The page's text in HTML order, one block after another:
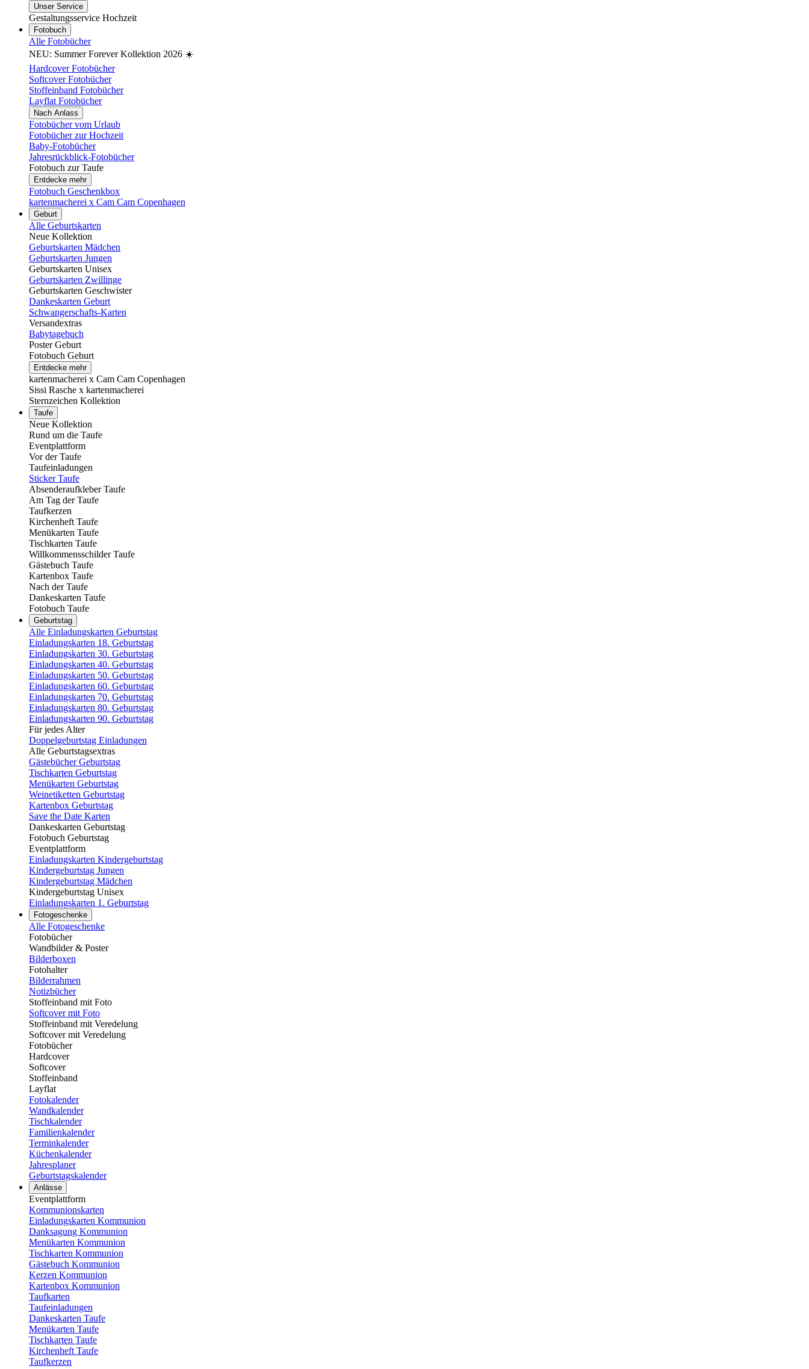
Unser Service
Gestaltungsservice Hochzeit
Fotobuch
Alle Fotobücher
NEU: Summer Forever Kollektion 2026 ☀️
Hardcover Fotobücher
Softcover Fotobücher
Stoffeinband Fotobücher
Layflat Fotobücher
Nach Anlass
Fotobücher vom Urlaub
Fotobücher zur Hochzeit
Baby-Fotobücher
Jahresrückblick-Fotobücher
Fotobuch zur Taufe
Entdecke mehr
Fotobuch Geschenkbox
kartenmacherei x Cam Cam Copenhagen
Geburt
Alle Geburtskarten
Neue Kollektion
Geburtskarten Mädchen
Geburtskarten Jungen
Geburtskarten Unisex
Geburtskarten Zwillinge
Geburtskarten Geschwister
Dankeskarten Geburt
Schwangerschafts-Karten
Versandextras
Babytagebuch
Poster Geburt
Fotobuch Geburt
Entdecke mehr
kartenmacherei x Cam Cam Copenhagen
Sissi Rasche x kartenmacherei
Sternzeichen Kollektion
Taufe
Neue Kollektion
Rund um die Taufe
Eventplattform
Vor der Taufe
Taufeinladungen
Sticker Taufe
Absenderaufkleber Taufe
Am Tag der Taufe
Taufkerzen
Kirchenheft Taufe
Menükarten Taufe
Tischkarten Taufe
Willkommensschilder Taufe
Gästebuch Taufe
Kartenbox Taufe
Nach der Taufe
Dankeskarten Taufe
Fotobuch Taufe
Geburtstag
Alle Einladungskarten Geburtstag
Einladungskarten 18. Geburtstag
Einladungskarten 30. Geburtstag
Einladungskarten 40. Geburtstag
Einladungskarten 50. Geburtstag
Einladungskarten 60. Geburtstag
Einladungskarten 70. Geburtstag
Einladungskarten 80. Geburtstag
Einladungskarten 90. Geburtstag
Für jedes Alter
Doppelgeburtstag Einladungen
Alle Geburtstagsextras
Gästebücher Geburtstag
Tischkarten Geburtstag
Menükarten Geburtstag
Weinetiketten Geburtstag
Kartenbox Geburtstag
Save the Date Karten
Dankeskarten Geburtstag
Fotobuch Geburtstag
Eventplattform
Einladungskarten Kindergeburtstag
Kindergeburtstag Jungen
Kindergeburtstag Mädchen
Kindergeburtstag Unisex
Einladungskarten 1. Geburtstag
Fotogeschenke
Alle Fotogeschenke
Fotobücher
Wandbilder & Poster
Bilderboxen
Fotohalter
Bilderrahmen
Notizbücher
Stoffeinband mit Foto
Softcover mit Foto
Stoffeinband mit Veredelung
Softcover mit Veredelung
Fotobücher
Hardcover
Softcover
Stoffeinband
Layflat
Fotokalender
Wandkalender
Tischkalender
Familienkalender
Terminkalender
Küchenkalender
Jahresplaner
Geburtstagskalender
Anlässe
Eventplattform
Kommunionskarten
Einladungskarten Kommunion
Danksagung Kommunion
Menükarten Kommunion
Tischkarten Kommunion
Gästebuch Kommunion
Kerzen Kommunion
Kartenbox Kommunion
Taufkarten
Taufeinladungen
Dankeskarten Taufe
Menükarten Taufe
Tischkarten Taufe
Kirchenheft Taufe
Taufkerzen